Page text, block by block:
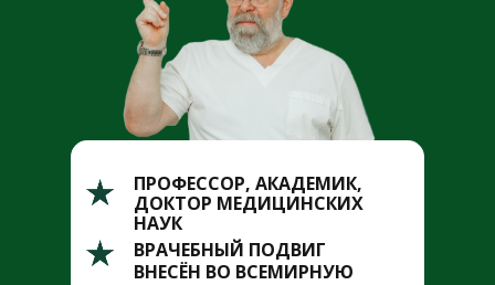
ПРОФЕССОР, АКАДЕМИК,
ДОКТОР МЕДИЦИНСКИХ
НАУК
ВРАЧЕБНЫЙ ПОДВИГ
ВНЕСЁН ВО ВСЕМИРНУЮ